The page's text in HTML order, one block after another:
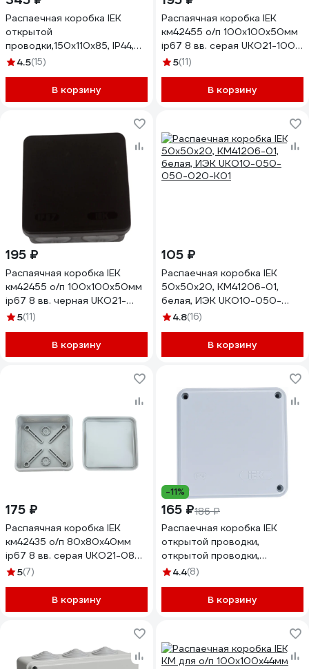
Распаечная коробка IEK
открытой
проводки,150x110x85, IP44,
RAL7035, гладкие стенки,
4.5(15)
В корзину
Распаячная коробка IEK
км42455 о/п 100x100x50мм
ip67 8 вв. серая UKO21-100-
100-050-K41-66
5(11)
В корзину
195 ₽
Распаячная коробка IEK
км42455 о/п 100x100x50мм
ip67 8 вв. черная UKO21-
100-100-050-K02-66
5(11)
В корзину
105 ₽
Распаечная коробка IEK
50x50x20, КМ41206-01,
белая, ИЭК UKO10-050-
050-020-K01
4.8(16)
В корзину
175 ₽
Распаячная коробка IEK
км42435 о/п 80x80x40мм
ip67 8 вв. серая UKO21-080-
080-040-K41-66
5(7)
В корзину
-11%
165 ₽186 ₽
Распаечная коробка IEK
открытой проводки,
открытой проводки,
100x100x50, IP44, KM41233, 6
100-100-050-K41-44
4.4(8)
В корзину